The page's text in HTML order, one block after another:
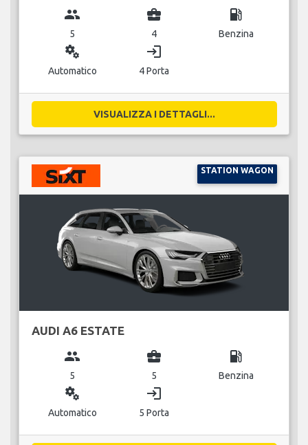
group
5
business_center
4
local_gas_station
Benzina
miscellaneous_services
Automatico
login
4 Porta
VISUALIZZA I DETTAGLI...
STATION WAGON
AUDI A6 ESTATE
group
5
business_center
5
local_gas_station
Benzina
miscellaneous_services
Automatico
login
5 Porta